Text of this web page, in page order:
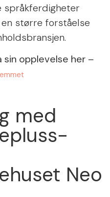
språkferdigheter
større forståelse
sin opplevelse her –
med
Neo